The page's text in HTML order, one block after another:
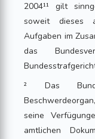
2004¹¹ gilt
soweit dieses
Aufgaben im
das
² Das
seine
amtlichen